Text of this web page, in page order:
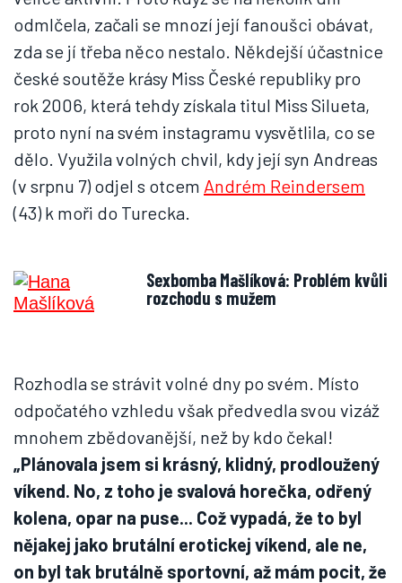
odmlčela, začali se mnozí její fanoušci obávat,
zda se jí třeba něco nestalo. Někdejší účastnice
české soutěže krásy Miss České republiky pro
rok 2006, která tehdy získala titul Miss Silueta,
proto nyní na svém instagramu vysvětlila, co se
dělo. Využila volných chvil, kdy její syn Andreas
(v srpnu 7) odjel s otcem Andrém Reindersem
(43) k moři do Turecka.
Sexbomba Mašlíková: Problém kvůli
rozchodu s mužem
Rozhodla se strávit volné dny po svém. Místo
odpočatého vzhledu však předvedla svou vizáž
mnohem zbědovanější, než by kdo čekal!
„Plánovala jsem si krásný, klidný, prodloužený
víkend. No, z toho je svalová horečka, odřený
kolena, opar na puse... Což vypadá, že to byl
nějakej jako brutální erotickej víkend, ale ne,
on byl tak brutálně sportovní, až mám pocit, že